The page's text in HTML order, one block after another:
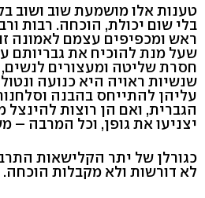
טענות אלו מושמעת שוב ושוב
בלי שום יכולת, הוכחה. רבות
ראש ומכפיפים עצמם לאמונה
שעל מנת להוכיח את גבריותם
חסרת שליטה ומעצורים לנשים,
שנשיות ראויה היא כנועה
עליהן להתייחס בהבנה
הגברית, ואם הן רוצות
יצניעו את גופן, וכל המרבה –
כגורלן של יתר הקלישאות
לא דורשות ולא מקבלות הוכחה.